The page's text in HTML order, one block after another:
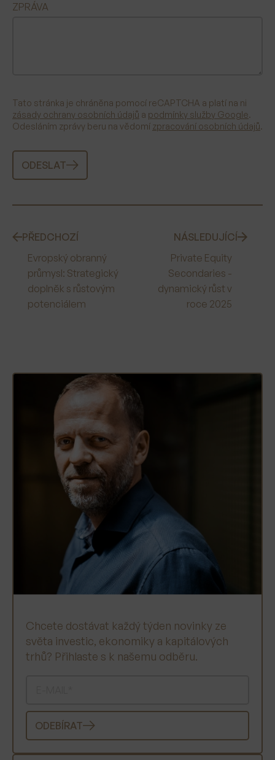
ZPRÁVA
Tato stránka je chráněna pomocí reCAPTCHA a platí na ni
zásady ochrany osobních údajů a podmínky služby Google.
Odesláním zprávy beru na vědomí zpracování osobních údajů.
ODESLAT
PŘEDCHOZÍ
Evropský obranný
průmysl: Strategický
doplněk s růstovým
potenciálem
NÁSLEDUJÍCÍ
Private Equity
Secondaries -
dynamický růst v
roce 2025
Chcete dostávat každý týden novinky ze
světa investic, ekonomiky a kapitálových
trhů? Přihlaste s k našemu odběru.
ODEBÍRAT